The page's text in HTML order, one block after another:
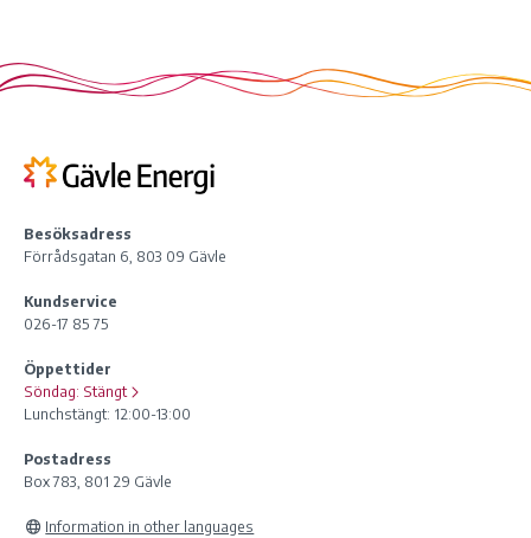
Besöksadress
Förrådsgatan 6, 803 09 Gävle
Kundservice
026-17 85 75
Öppettider
Söndag: Stängt
Lunchstängt: 12:00-13:00
Postadress
Box 783, 801 29 Gävle
Information in other languages